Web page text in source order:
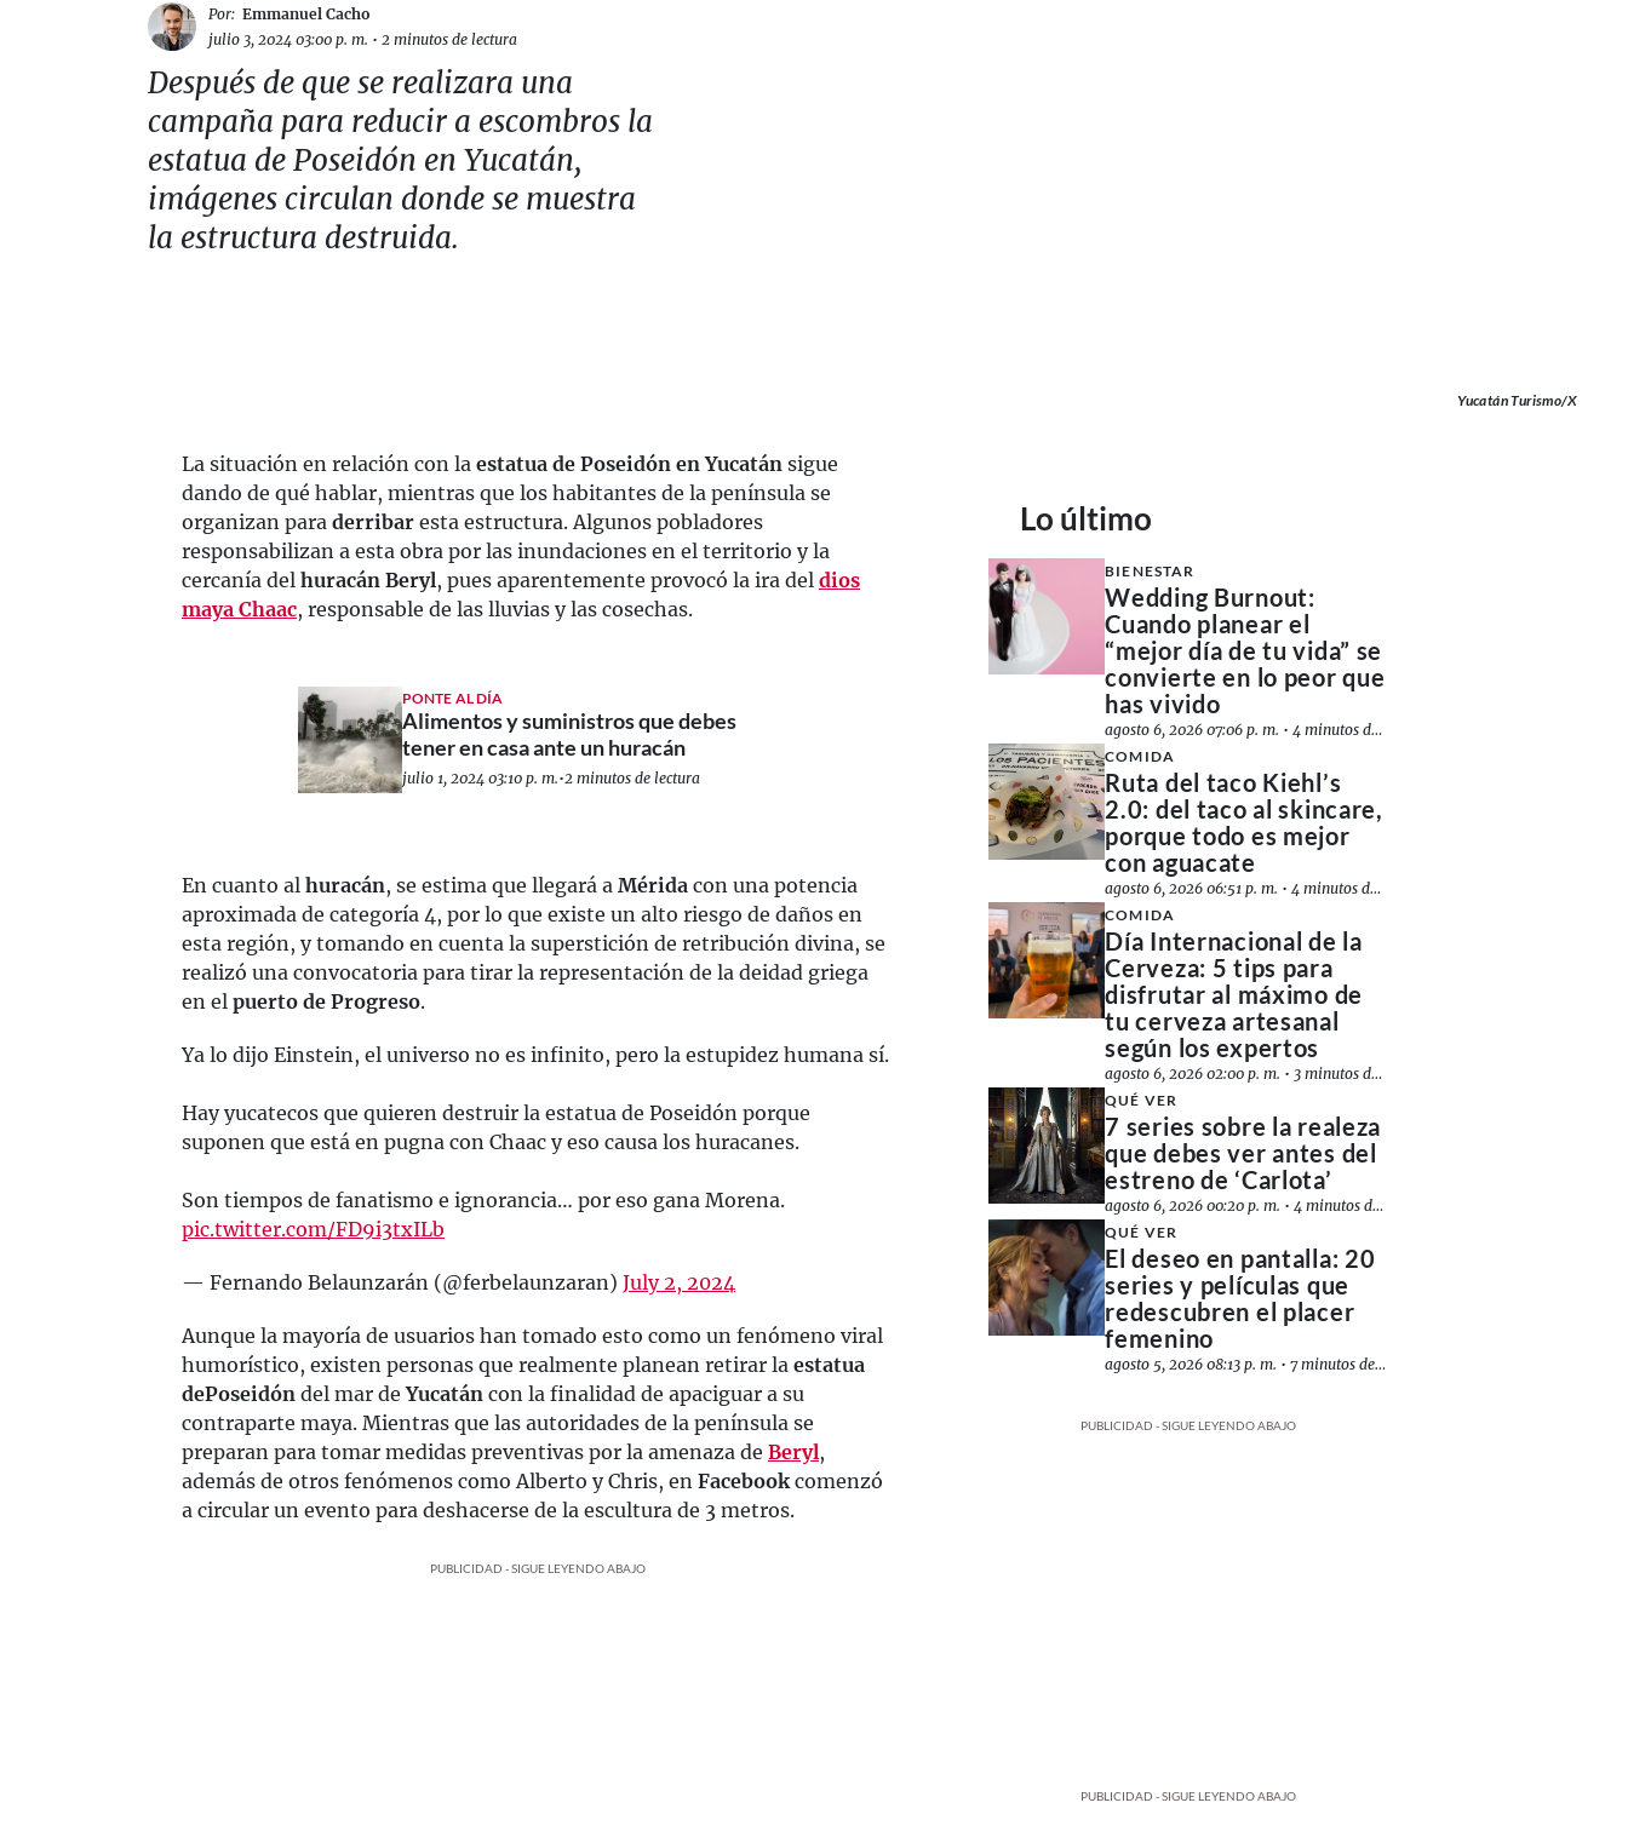
Por: Emmanuel Cacho
julio 3, 2024 03:00 p. m. • 2 minutos de lectura
Después de que se realizara una
campaña para reducir a escombros la
estatua de Poseidón en Yucatán,
imágenes circulan donde se muestra
la estructura destruida.
Yucatán Turismo/X
La situación en relación con la estatua de Poseidón en Yucatán sigue
dando de qué hablar, mientras que los habitantes de la península se
organizan para derribar esta estructura. Algunos pobladores
responsabilizan a esta obra por las inundaciones en el territorio y la
cercanía del huracán Beryl, pues aparentemente provocó la ira del dios
maya Chaac, responsable de las lluvias y las cosechas.
PONTE AL DÍA
Alimentos y suministros que debes
tener en casa ante un huracán
julio 1, 2024 03:10 p. m.•2 minutos de lectura
En cuanto al huracán, se estima que llegará a Mérida con una potencia
aproximada de categoría 4, por lo que existe un alto riesgo de daños en
esta región, y tomando en cuenta la superstición de retribución divina, se
realizó una convocatoria para tirar la representación de la deidad griega
en el puerto de Progreso.
Ya lo dijo Einstein, el universo no es infinito, pero la estupidez humana sí.
Hay yucatecos que quieren destruir la estatua de Poseidón porque
suponen que está en pugna con Chaac y eso causa los huracanes.
Son tiempos de fanatismo e ignorancia… por eso gana Morena.
pic.twitter.com/FD9i3txILb
— Fernando Belaunzarán (@ferbelaunzaran) July 2, 2024
Aunque la mayoría de usuarios han tomado esto como un fenómeno viral
humorístico, existen personas que realmente planean retirar la estatua
dePoseidón del mar deYucatán con la finalidad de apaciguar a su
contraparte maya. Mientras que las autoridades de la península se
preparan para tomar medidas preventivas por la amenaza de Beryl,
además de otros fenómenos como Alberto y Chris, en Facebookcomenzó
a circular un evento para deshacerse de la escultura de 3 metros.
PUBLICIDAD - SIGUE LEYENDO ABAJO
Lo último
BIENESTAR
Wedding Burnout:
Cuando planear el
“mejor día de tu vida” se
convierte en lo peor que
has vivido
agosto 6, 2026 07:06 p. m. •4 minutos de lectura
COMIDA
Ruta del taco Kiehl’s
2.0: del taco al skincare,
porque todo es mejor
con aguacate
agosto 6, 2026 06:51 p. m. •4 minutos de lectura
COMIDA
Día Internacional de la
Cerveza: 5 tips para
disfrutar al máximo de
tu cerveza artesanal
según los expertos
agosto 6, 2026 02:00 p. m. • 3 minutos de lectura
QUÉ VER
7 series sobre la realeza
que debes ver antes del
estreno de ‘Carlota’
agosto 6, 2026 00:20 p. m. •4 minutos de lectura
QUÉ VER
El deseo en pantalla: 20
series y películas que
redescubren el placer
femenino
agosto 5, 2026 08:13 p. m. •7 minutos de lectura
PUBLICIDAD - SIGUE LEYENDO ABAJO
PUBLICIDAD - SIGUE LEYENDO ABAJO